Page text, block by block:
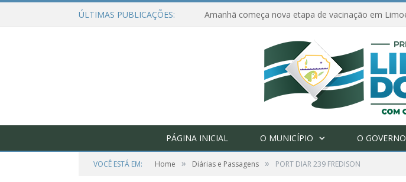
ÚLTIMAS PUBLICAÇÕES:
PÁGINA INICIAL O MUNICÍPIO O GOVERNO
VOCÊ ESTÁ EM: Home » Diárias e Passagens » PORT DIAR 239 FREDISON